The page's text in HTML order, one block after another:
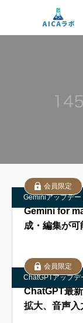
Geminiアップデー
会員限定
Gemini for
成・編集が可
ChatGPTアップデ
会員限定
ChatGPT最
拡大、音声入
AIツールアップデ